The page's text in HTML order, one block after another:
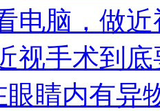
电脑，做
视手术到
睛内有异